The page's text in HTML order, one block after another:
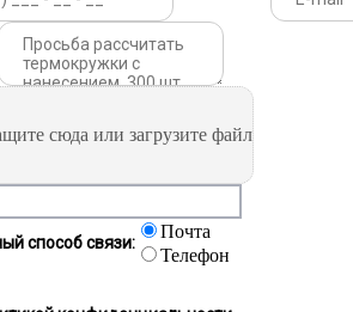
сюда или загрузите файл
способ связи:
Почта
Телефон